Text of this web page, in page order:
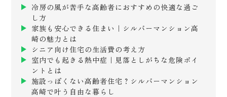
冷房の風が苦手な高齢者におすすめの快適な過ご
し方
家族も安心できる住まい｜シルバーマンション高
崎の魅力とは
シニア向け住宅の生活費の考え方
室内でも起きる熱中症｜見落としがちな危険ポイ
ントとは
施設っぽくない高齢者住宅？シルバーマンション
高崎で叶う自由な暮らし